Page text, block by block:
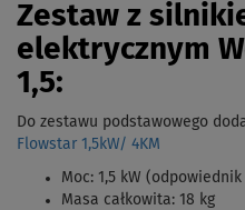
Zestaw z
elektrycznym
1,5:
Do zestawu podstawowego
Flowstar 1,5kW/ 4KM
Moc: 1,5 kW (odpowiednik
Masa całkowita: 18 kg